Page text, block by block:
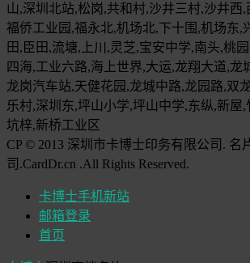
山,深圳北站,松岗,共和村,沙井三村,沙井西
福侨工业园,福永北,机场北,下十围,机场东,
田,臣田,流塘,上川,灵芝,宝安中学,南头,桃
四海,工业六路,海上世界,大运,龙翔大道,龙
龙岗汽车站,天健花园,龙城中路,龙园路,双
乐村,深圳东,坪山小学,坪山中学,东纵,新屋
坑梓,新桥工业区
CP © 2013 深圳市卡博士印务有限公司. 名
司.CardDr.cn .All Rights Reserved.
卡博士手机新站
邮箱登录
首页